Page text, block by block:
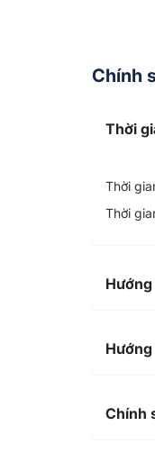
Chính
Thời
Thời
Thời
Chính